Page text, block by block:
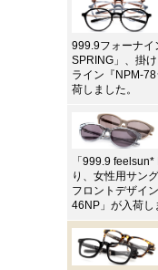
999.9フォーナイ
SPRING」、掛
ライン『NPM-
荷しました。
「999.9
り、女性用サン
フロントデザイ
46NP」が入荷し